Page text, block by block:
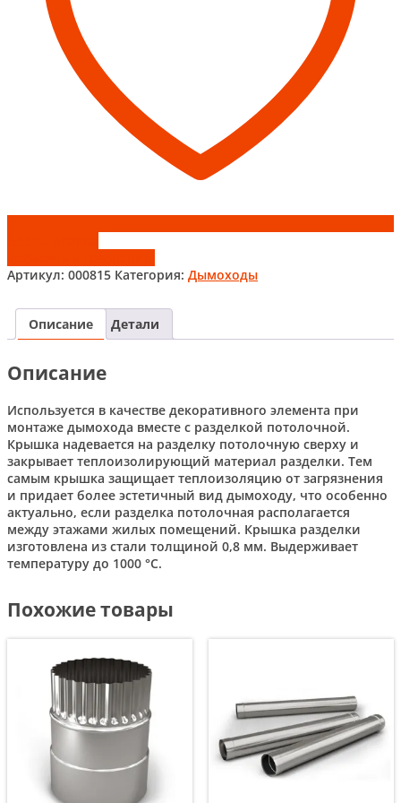
Артикул: 000815 Категория: Дымоходы
Описание Детали
Описание
Используется в качестве декоративного элемента при
монтаже дымохода вместе с разделкой потолочной.
Крышка надевается на разделку потолочную сверху и
закрывает теплоизолирующий материал разделки. Тем
самым крышка защищает теплоизоляцию от загрязнения
и придает более эстетичный вид дымоходу, что особенно
актуально, если разделка потолочная располагается
между этажами жилых помещений. Крышка разделки
изготовлена из стали толщиной 0,8 мм. Выдерживает
температуру до 1000 °С.
Похожие товары